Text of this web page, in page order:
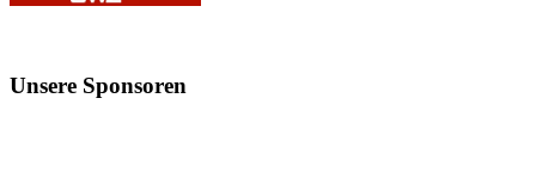
Unsere Sponsoren